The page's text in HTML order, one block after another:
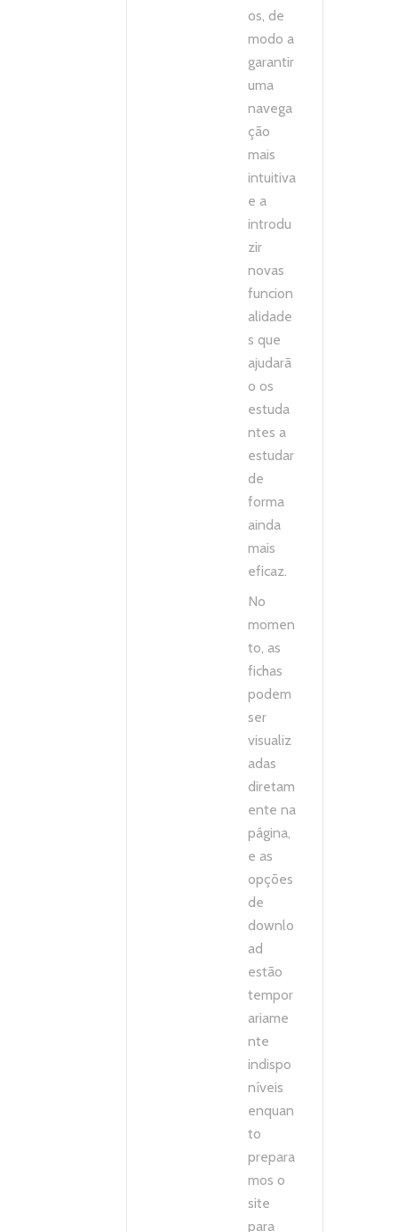
os, de
modo a
garantir
uma
navega
ção
mais
intuitiva
e a
introdu
zir
novas
funcion
alidade
s que
ajudarã
o os
estuda
ntes a
estudar
de
forma
ainda
mais
eficaz.
No
momen
to, as
fichas
podem
ser
visualiz
adas
diretam
ente na
página,
e as
opções
de
downlo
ad
estão
tempor
ariame
nte
indispo
níveis
enquan
to
prepara
mos o
site
para